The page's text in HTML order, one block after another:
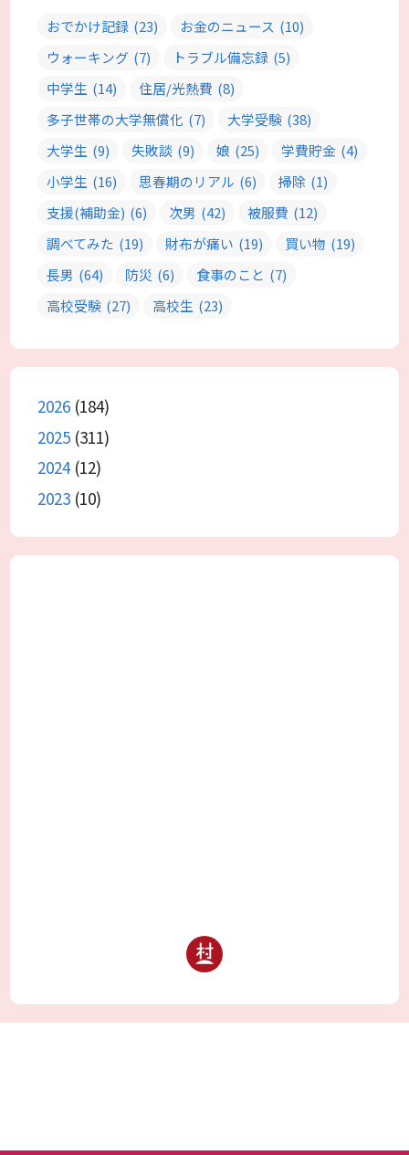
おでかけ記録 (23) お金のニュース (10)
ウォーキング (7) トラブル備忘録 (5)
中学生 (14) 住居/光熱費 (8)
多子世帯の大学無償化 (7) 大学受験 (38)
大学生 (9) 失敗談 (9) 娘 (25) 学費貯金 (4)
小学生 (16) 思春期のリアル (6) 掃除 (1)
支援(補助金) (6) 次男 (42) 被服費 (12)
調べてみた (19) 財布が痛い (19) 買い物 (19)
長男 (64) 防災 (6) 食事のこと (7)
高校受験 (27) 高校生 (23)
2026 (184)
2025 (311)
2024(12)
2023 (10)